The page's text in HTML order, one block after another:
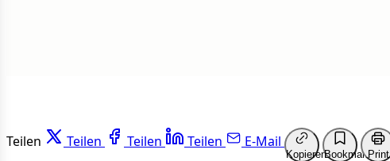
Teilen Teilen Teilen Teilen E-Mail
KopierenBookmarkPrint